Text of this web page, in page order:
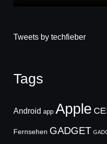
Tweets by techfieber
Tags
Android app Apple
Fernsehen GADGET